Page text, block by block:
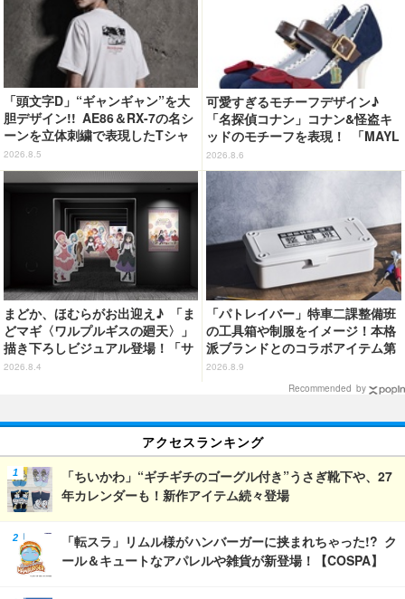
「頭文字D」“ギャンギャン”を大
胆デザイン!! AE86＆RX-7の名シ
ーンを立体刺繍で表現したTシャ
ツ登場
2026.8.5
可愛すぎるモチーフデザイン♪
「名探偵コナン」コナン&怪盗キ
ッドのモチーフを表現！ 「MAYL
A」パンプスがセール実施中【3
0％オフセール】
2026.8.6
まどか、ほむらがお出迎え♪ 「ま
どマギ〈ワルプルギスの廻天〉」
描き下ろしビジュアル登場！「サ
ンシャインシティプリンスホテ
2026.8.4
「パトレイバー」特車二課整備班
の工具箱や制服をイメージ！本格
派ブランドとのコラボアイテム第
1弾が登場
2026.8.9
Recommended by
アクセスランキング
「ちいかわ」“ギチギチのゴーグル付き”うさぎ靴下や、27
年カレンダーも！新作アイテム続々登場
「転スラ」リムル様がハンバーガーに挟まれちゃった!? ク
ール＆キュートなアパレルや雑貨が新登場！【COSPA】